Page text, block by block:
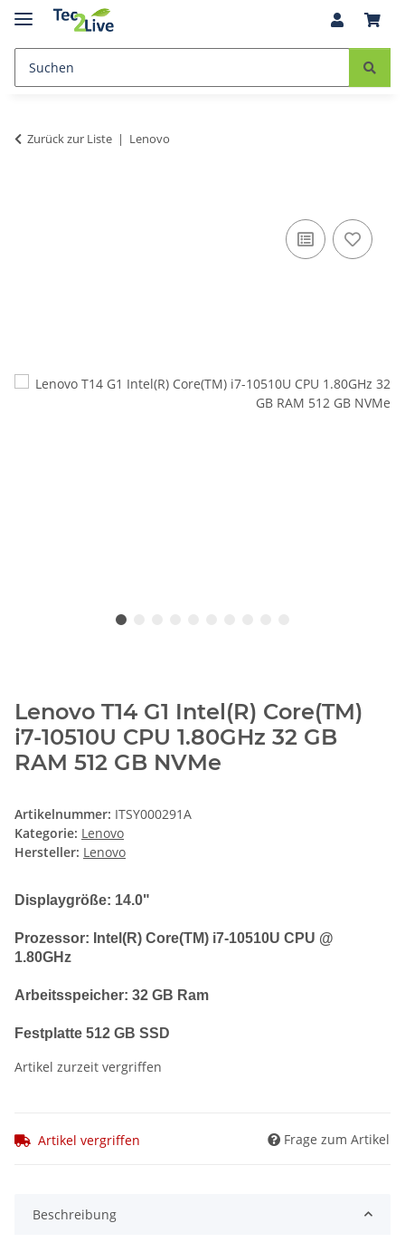
Zurück zur Liste Lenovo
Lenovo T14 G1 Intel(R) Core(TM)
i7-10510U CPU 1.80GHz 32 GB
RAM 512 GB NVMe
Artikelnummer: ITSY000291A
Kategorie: Lenovo
Hersteller: Lenovo
Displaygröße: 14.0"
Prozessor: Intel(R) Core(TM) i7-10510U CPU @
1.80GHz
Arbeitsspeicher: 32 GB Ram
Festplatte 512 GB SSD
Artikel zurzeit vergriffen
Artikel vergriffen Frage zum Artikel
Beschreibung